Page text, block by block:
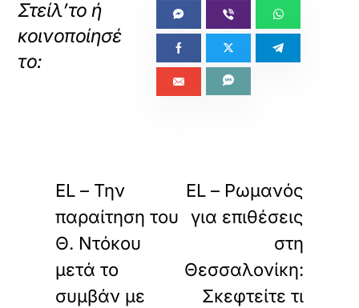
EL – Την
παραίτηση του
Θ. Ντόκου
μετά το
συμβάν με
EL – Ρωμανός
για επιθέσεις
στη
Θεσσαλονίκη:
Σκεφτείτε τι